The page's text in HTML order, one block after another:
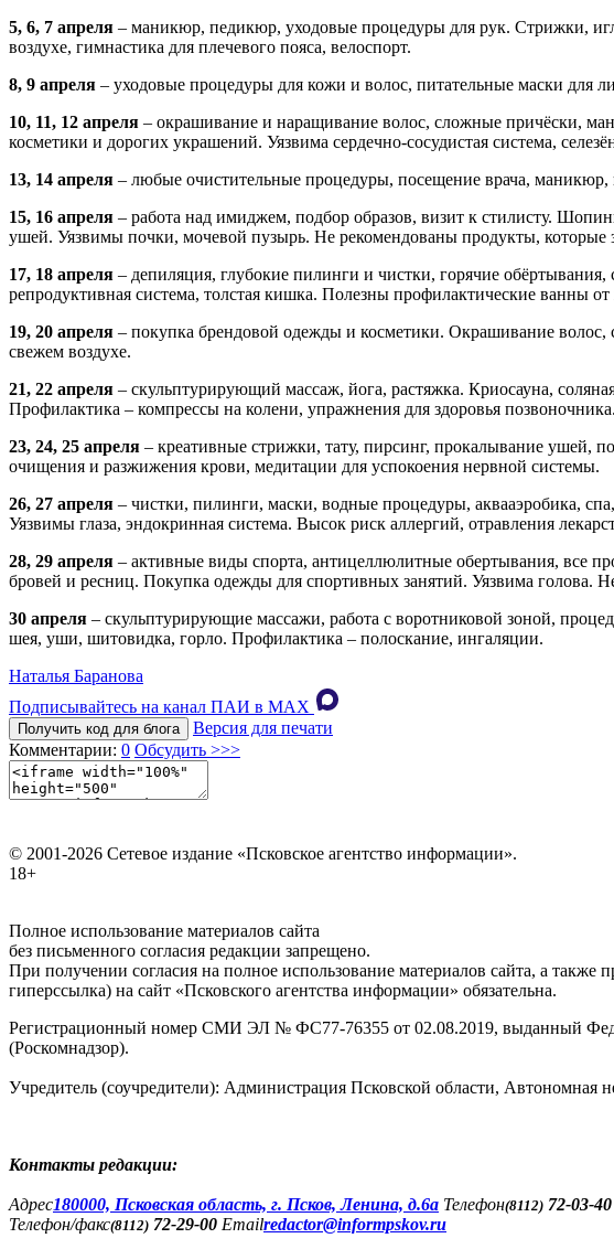
5, 6, 7 апреля – маникюр, педикюр, уходовые процедуры для рук. Стрижки,
воздухе, гимнастика для плечевого пояса, велоспорт.
8, 9 апреля – уходовые процедуры для кожи и волос, питательные маски для
10, 11, 12 апреля – окрашивание и наращивание волос, сложные причёски,
косметики и дорогих украшений. Уязвима сердечно-сосудистая система,
13, 14 апреля – любые очистительные процедуры, посещение врача,
15, 16 апреля – работа над имиджем, подбор образов, визит к стилисту.
ушей. Уязвимы почки, мочевой пузырь. Не рекомендованы продукты, которые
17, 18 апреля – депиляция, глубокие пилинги и чистки, горячие
репродуктивная система, толстая кишка. Полезны профилактические ванны
19, 20 апреля – покупка брендовой одежды и косметики. Окрашивание волос,
свежем воздухе.
21, 22 апреля – скульптурирующий массаж, йога, растяжка. Криосауна,
Профилактика – компрессы на колени, упражнения для здоровья позвоночника.
23, 24, 25 апреля – креативные стрижки, тату, пирсинг, прокалывание ушей,
очищения и разжижения крови, медитации для успокоения нервной системы.
26, 27 апреля – чистки, пилинги, маски, водные процедуры, аквааэробика,
Уязвимы глаза, эндокринная система. Высок риск аллергий, отравления
28, 29 апреля – активные виды спорта, антицеллюлитные обертывания, все
бровей и ресниц. Покупка одежды для спортивных занятий. Уязвима голова.
30 апреля – скульптурирующие массажи, работа с воротниковой зоной,
шея, уши, шитовидка, горло. Профилактика – полоскание, ингаляции.
Наталья Баранова
Подписывайтесь на канал ПАИ в MAХ
Получить код для блога
Версия для печати
Комментарии: 0 Обсудить >>>
© 2001-2026 Сетевое издание «Псковское агентство информации».
18+
Полное использование материалов сайта
без письменного согласия редакции запрещено.
При получении согласия на полное использование материалов сайта, а
гиперссылка) на сайт «Псковского агентства информации» обязательна.
Регистрационный номер СМИ ЭЛ № ФС77-76355 от 02.08.2019, выданный
(Роскомнадзор).
Учредитель (соучредители): Администрация Псковской области,
Контакты редакции:
Адреc180000, Псковская область, г. Псков, Ленина, д.6а Телефон(8112) 72-03-40
Телефон/факс(8112) 72-29-00 Emailredactor@informpskov.ru